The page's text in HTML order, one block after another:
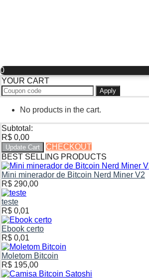
0
YOUR CART
Apply
No products in the cart.
Subtotal:
R$ 0,00
Update Cart
CHECKOUT
BEST SELLING PRODUCTS
Mini minerador de Bitcoin Nerd Miner V2
R$ 290,00
teste
R$ 0,01
Ebook certo
R$ 0,01
Moletom Bitcoin
R$ 195,00